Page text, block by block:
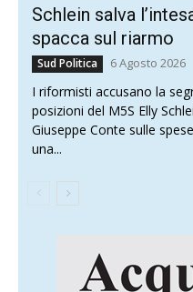
Schlein salva
spacca sul riarmo
Sud Politica 6 Agosto 2026
I riformisti accusano la
posizioni del M5S Elly
Giuseppe Conte sulle
una...